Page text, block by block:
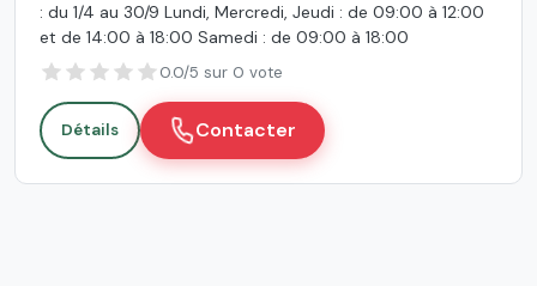
: du 1/4 au 30/9 Lundi, Mercredi, Jeudi : de 09:00 à 12:00
et de 14:00 à 18:00 Samedi : de 09:00 à 18:00
0.0/5 sur 0 vote
Détails Contacter